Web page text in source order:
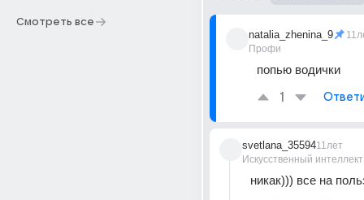
Смотреть все
natalia_zhenina_9
Профи
попью водички
1
svetlana_35594
Искусственный интеллект
11лет
никак))) все на